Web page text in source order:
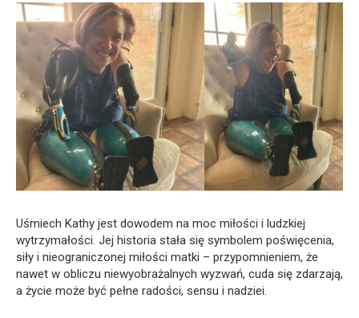
Uśmiech Kathy jest dowodem na moc miłości i ludzkiej
wytrzymałości. Jej historia stała się symbolem poświęcenia,
siły i nieograniczonej miłości matki – przypomnieniem, że
nawet w obliczu niewyobrażalnych wyzwań, cuda się zdarzają,
a życie może być pełne radości, sensu i nadziei.